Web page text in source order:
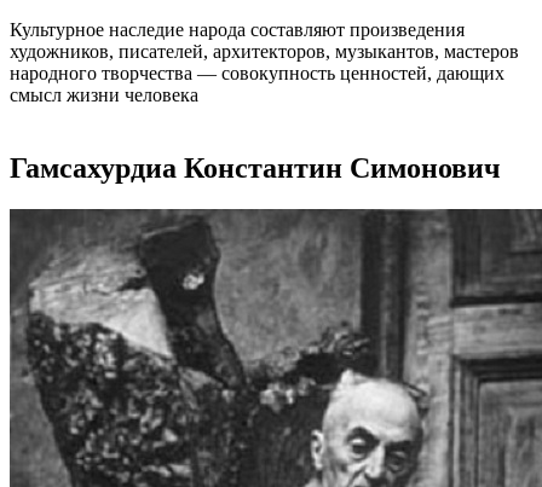
Культурное наследие народа составляют произведения
художников, писателей, архитекторов, музыкантов, мастеров
народного творчества ― совокупность ценностей, дающих
смысл жизни человека
Гамсахурдиа Константин Симонович